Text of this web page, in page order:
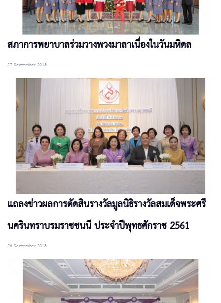
สภาการพยาบาลร่วมวางพวงมาลาเนื่องในวันมหิดล
27 September 2018
แถลงข่าวผลการตัดสินรางวัลมูลนิธิรางวัลสมเด็จพระศรี
นครินทราบรมราชชนนี ประจำปีพุทธศักราช 2561
26 September 2018